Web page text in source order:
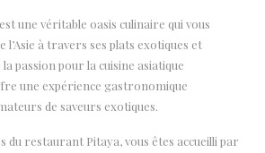
une véritable oasis culinaire qui vous
à travers ses plats exotiques et
passion pour la cuisine asiatique
une expérience gastronomique
de saveurs exotiques.
du restaurant Pitaya, vous êtes accueilli par